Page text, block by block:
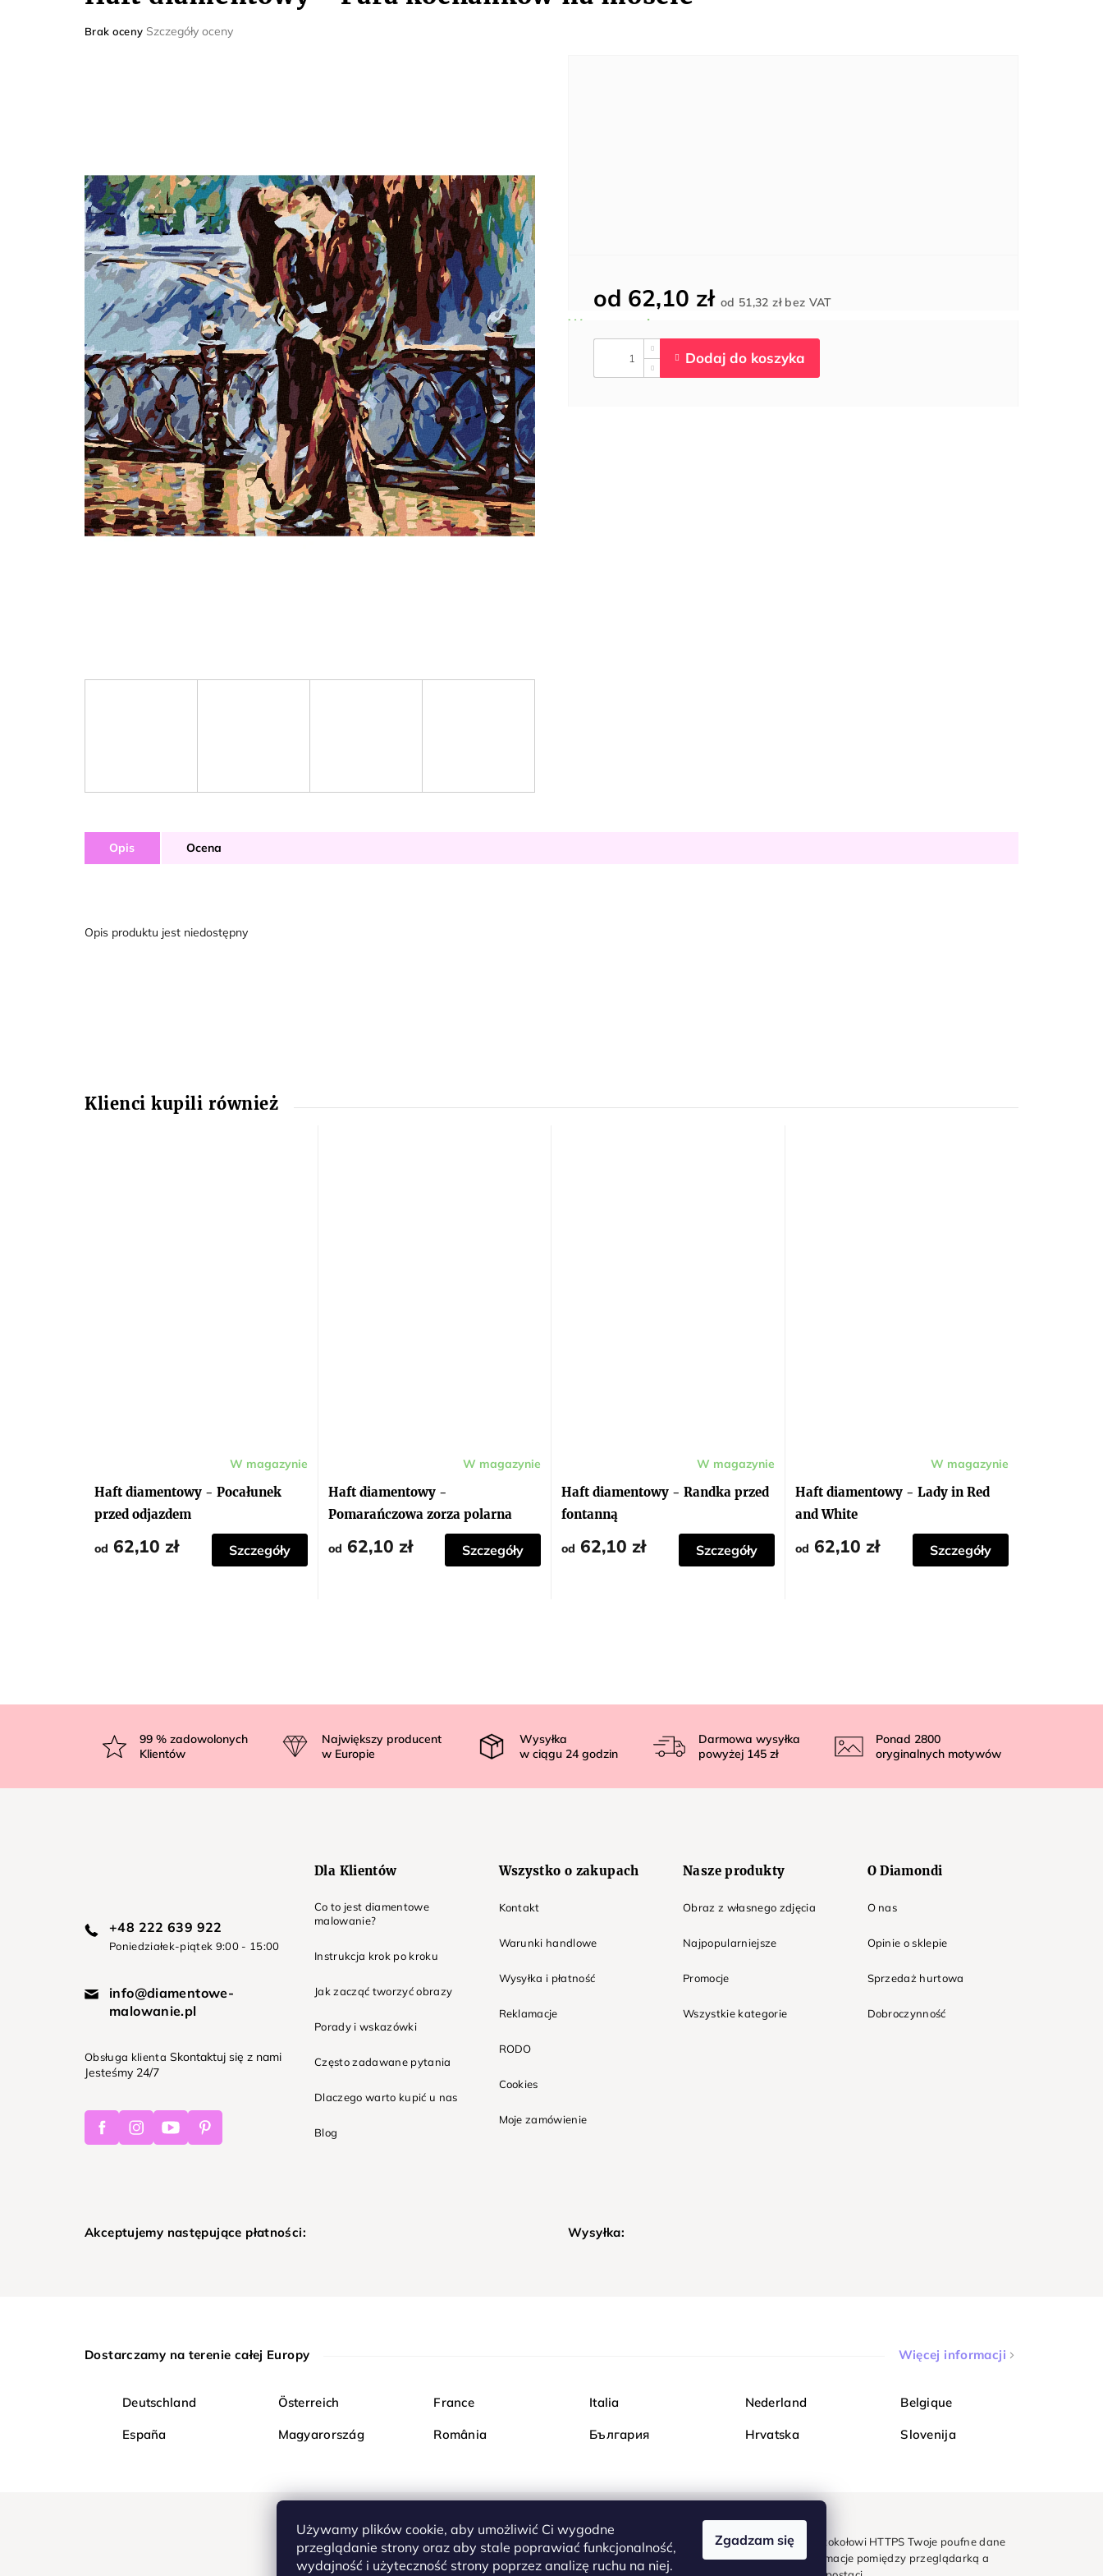
Używamy plików cookie, aby umożliwić Ci wygodne
przeglądanie strony oraz aby stale poprawiać funkcjonalność,
wydajność i użyteczność strony poprzez analizę ruchu na niej.
Zgadzam się
Średnia
Brak oceny Szczegóły oceny
od 62,10 zł od 51,32 złbez VAT
Opis Ocena
Opis produktu jest niedostępny
Haft diamentowy - Pocałunek
przed odjazdem
W magazynie
od 62,10 zł Szczegóły
Haft diamentowy -
Pomarańczowa zorza polarna
W magazynie
od 62,10 zł Szczegóły
Haft diamentowy - Randka przed
fontanną
W magazynie
od 62,10 zł Szczegóły
Haft diamentowy - Lady in Red
and White
W magazynie
od 62,10 zł Szczegóły
p
99% zadowolonych
Klientów
Największy producent
w Europie
Wysyłka
w ciągu 24 godzin
Darmowa wysyłka
powyżej 145 zł
Ponad 2800
oryginalnych motywów
+48 222 639 922
Poniedziałek-piątek 9:00 - 15:00
info@diamentowe-
malowanie.pl
Obsługa klienta Skontaktuj się z nami
Jesteśmy 24/7
FacebookInstagramYoutubePinterest
Dla Klientów
Co to jest diamentowe
malowanie?
Instrukcja krok po kroku
Jak zacząć tworzyć obrazy
Porady i wskazówki
Często zadawane pytania
Dlaczego warto kupić u nas
Blog
Wszystko o zakupach
Kontakt
Warunki handlowe
Wysyłka i płatność
Reklamacje
RODO
Cookies
Moje zamówienie
Nasze produkty
Obraz z własnego zdjęcia
Najpopularniejsze
Promocje
Wszystkie kategorie
O Diamondi
O nas
Opinie o sklepie
Sprzedaż hurtowa
Dobroczynność
Akceptujemy następujące płatności: Wysyłka:
Dostarczamy na terenie całej Europy Więcej informacji
Deutschland Österreich France Italia Nederland Belgique
España Magyarország România България Hrvatska Slovenija
Kupuj bezpiecznie w Diamondi. Dzięki protokołowi HTTPS Twoje poufne dane
są całkowicie bezpieczne - wszystkie informacje pomiędzy przeglądarką a